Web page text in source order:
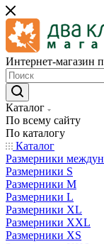
Интернет-магазин
Каталог
По всему сайту
По каталогу
Каталог
Размерники
Размерники S
Размерники M
Размерники L
Размерники XL
Размерники XXL
Размерники XS